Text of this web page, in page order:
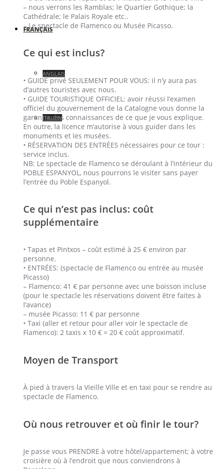
FRANÇAIS
ANGLAIS
ITALIEN
– nous verrons les Ramblas; le Quartier Gothique; la
Cathédrale; le Palais Royale etc..
– Le spectacle de Flamenco ou Musée Picasso.
Ce qui est inclus?
• GUIDE privé SEULEMENT POUR VOUS: il n’y aura pas
d’autres touristes avec nous.
• GUIDE TOURISTIQUE OFFICIEL: avoir réussi l’examen
officiel du gouvernement de la Catalogne vous donne la
garantie des connaissances de ce que je vous explique.
En outre, la licence m’autorise à vous guider dans les
monuments et les musées.
• RÉSERVATION DES ENTRÉES nécessaires pour ce tour :
service inclus.
NB: Le spectacle de Flamenco se déroulant à l’intérieur du
POBLE ESPANYOL, nous pourrons le visiter sans payer
l’entrée du Poble Espanyol.
Ce qui n’est pas inclus: coût
supplémentaire
• Tapas et Pintxos – coût estimé à 25 € environ par
personne.
• ENTRÉES: (spectacle de Flamenco ou entrée au musée
Picasso)
– Flamenco: 41 € par personne avec une boisson incluse
(pour le spectacle les réservations doivent être faites à
l’avance)
– musée Picasso: 11 € par personne
• Taxi (aller et retour pour aller voir le spectacle de
Flamenco): 2 taxis x 10 € = 20 € coût approximatif.
Moyen de Transport
À pied à travers la Vieille Ville et en taxi pour se rendre au
spectacle de Flamenco.
Où nous retrouver et où finir le tour?
Je passe vous PRENDRE à votre hôtel/appartement; à votre
croisière où à l’endroit que nous conviendrons à